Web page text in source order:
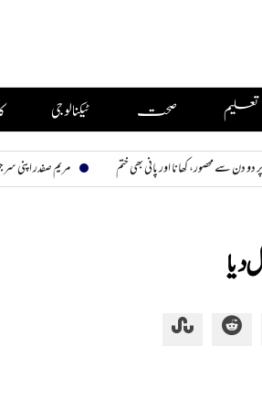
تعلیم صحت ٹیکنالوجی
کھانا اور پانی بھی ختم مریم صفدر اپنی سرجری کیلیے